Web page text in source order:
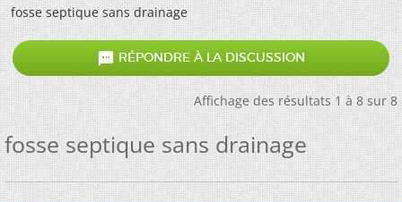
fosse septique sans drainage
 RÉPONDRE À LA DISCUSSION
Affichage des résultats 1 à 8 sur 8
fosse septique sans drainage